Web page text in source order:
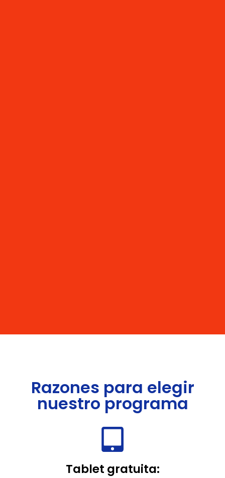
Razones para elegir
nuestro programa
Tablet gratuita: